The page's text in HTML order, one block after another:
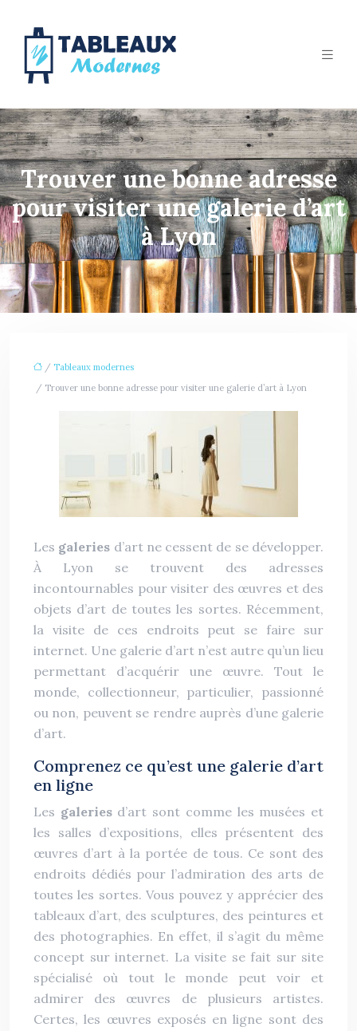
Trouver une bonne adresse
pour visiter une galerie d’art
à Lyon
/ Tableaux modernes
/ Trouver une bonne adresse pour visiter une galerie d’art à Lyon
Les galeries d’art ne cessent de se développer.
À Lyon se trouvent des adresses
incontournables pour visiter des œuvres et des
objets d’art de toutes les sortes. Récemment,
la visite de ces endroits peut se faire sur
internet. Une galerie d’art n’est autre qu’un lieu
permettant d’acquérir une œuvre. Tout le
monde, collectionneur, particulier, passionné
ou non, peuvent se rendre auprès d’une galerie
d’art.
Comprenez ce qu’est une galerie d’art
en ligne
Les galeriesd’art sont comme les musées et
les salles d’expositions, elles présentent des
œuvres d’art à la portée de tous. Ce sont des
endroits dédiés pour l’admiration des arts de
toutes les sortes. Vous pouvez y apprécier des
tableaux d’art, des sculptures, des peintures et
des photographies. En effet, il s’agit du même
concept sur internet. La visite se fait sur site
spécialisé où tout le monde peut voir et
admirer des œuvres de plusieurs artistes.
Certes, les œuvres exposés en ligne sont des